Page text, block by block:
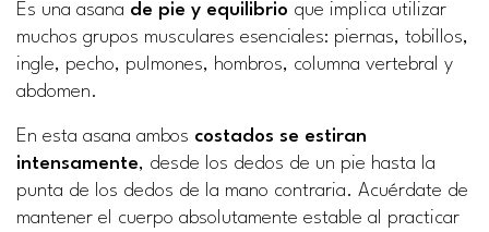
Es una asana de pie y equilibrio que implica utilizar
muchos grupos musculares esenciales: piernas, tobillos,
ingle, pecho, pulmones, hombros, columna vertebral y
abdomen.
En esta asana ambos costados se estiran
intensamente, desde los dedos de un pie hasta la
punta de los dedos de la mano contraria. Acuérdate de
mantener el cuerpo absolutamente estable al practicar